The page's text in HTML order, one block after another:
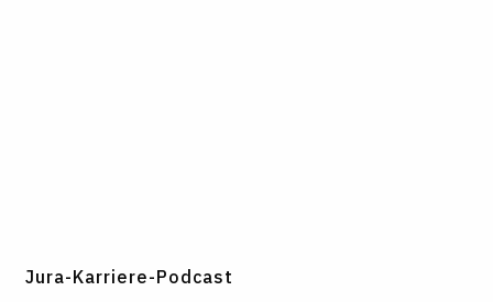
Jura-Karriere-Podcast